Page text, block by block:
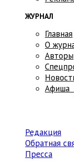
ЖУРНАЛ
Главная
О
Авторы
Афиша
Редакция
Обратная
Пресса